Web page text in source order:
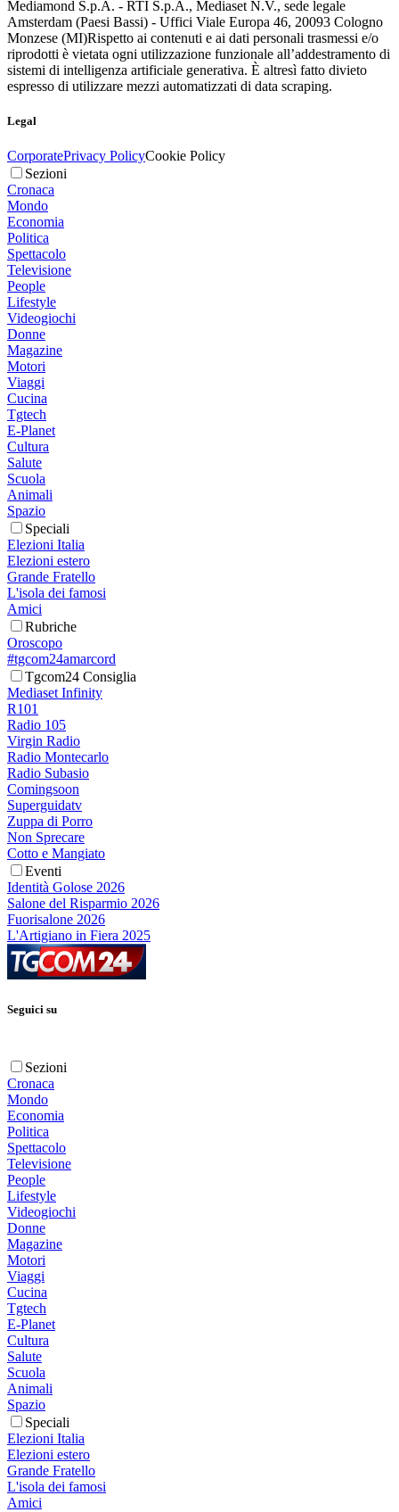
Mediamond S.p.A. - RTI S.p.A., Mediaset N.V., sede legale
Amsterdam (Paesi Bassi) - Uffici Viale Europa 46, 20093 Cologno
Monzese (MI)Rispetto ai contenuti e ai dati personali trasmessi e/o
riprodotti è vietata ogni utilizzazione funzionale all’addestramento di
sistemi di intelligenza artificiale generativa. È altresì fatto divieto
espresso di utilizzare mezzi automatizzati di data scraping.
Legal
CorporatePrivacy PolicyCookie Policy
Sezioni
Cronaca
Mondo
Economia
Politica
Spettacolo
Televisione
People
Lifestyle
Videogiochi
Donne
Magazine
Motori
Viaggi
Cucina
Tgtech
E-Planet
Cultura
Salute
Scuola
Animali
Spazio
Speciali
Elezioni Italia
Elezioni estero
Grande Fratello
L'isola dei famosi
Amici
Rubriche
Oroscopo
#tgcom24amarcord
Tgcom24 Consiglia
Mediaset Infinity
R101
Radio 105
Virgin Radio
Radio Montecarlo
Radio Subasio
Comingsoon
Superguidatv
Zuppa di Porro
Non Sprecare
Cotto e Mangiato
Eventi
Identità Golose 2026
Salone del Risparmio 2026
Fuorisalone 2026
L'Artigiano in Fiera 2025
Seguici su
Sezioni
Cronaca
Mondo
Economia
Politica
Spettacolo
Televisione
People
Lifestyle
Videogiochi
Donne
Magazine
Motori
Viaggi
Cucina
Tgtech
E-Planet
Cultura
Salute
Scuola
Animali
Spazio
Speciali
Elezioni Italia
Elezioni estero
Grande Fratello
L'isola dei famosi
Amici